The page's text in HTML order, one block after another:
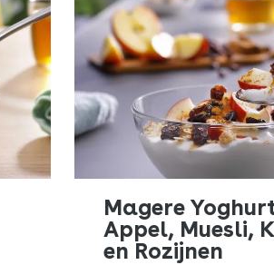
Magere
Appel, Muesli,
en Rozijnen